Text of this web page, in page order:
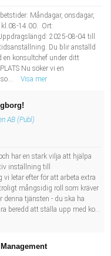
Måndagar, onsdagar,
kl.08-14.00. Ort:
2025-08-04 till
Du blir anställd
en konsultchef under ditt
Nu söker vi en
Visa mer
AB (Publ)
har en stark vilja att hjälpa
inställning till
letar efter för att arbeta extra
mångsidig roll som kräver
tjänsten - du ska ha
beredd att ställa upp med ko...